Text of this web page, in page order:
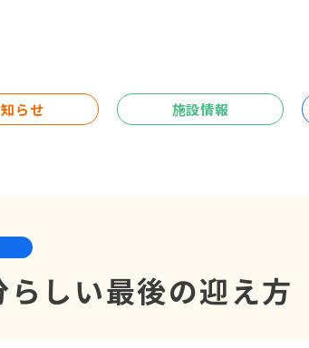
らせ 施設情報
らしい最後の迎え方